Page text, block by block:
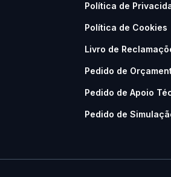
Política de
Política de Cookies
Livro de
Pedido de
Pedido de Apoio
Pedido de